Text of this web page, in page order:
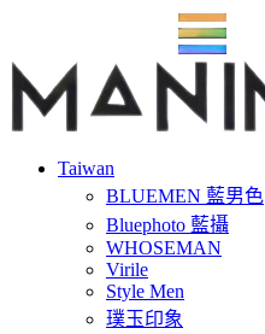
Taiwan
BLUEMEN 藍男色
Bluephoto 藍攝
WHOSEMAN
Virile
Style Men
璞玉印象